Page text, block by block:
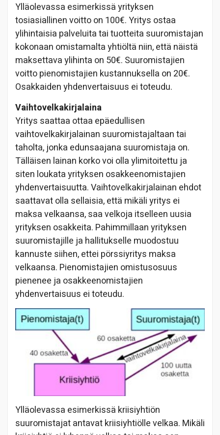
Ylläolevassa esimerkissä yrityksen
tosiasiallinen voitto on 100€. Yritys ostaa
ylihintaisia palveluita tai tuotteita suuromistajan
kokonaan omistamalta yhtiöltä niin, että näistä
maksettava ylihinta on 50€. Suuromistajien
voitto pienomistajien kustannuksella on 20€.
Osakkaiden yhdenvertaisuus ei toteudu.
Vaihtovelkakirjalaina
Yritys saattaa ottaa epäedullisen
vaihtovelkakirjalainan suuromistajaltaan tai
taholta, jonka edunsaajana suuromistaja on.
Tälläisen lainan korko voi olla ylimitoitettu ja
siten loukata yrityksen osakkeenomistajien
yhdenvertaisuutta. Vaihtovelkakirjalainan ehdot
saattavat olla sellaisia, että mikäli yritys ei
maksa velkaansa, saa velkoja itselleen uusia
yrityksen osakkeita. Pahimmillaan yrityksen
suuromistajille ja hallitukselle muodostuu
kannuste siihen, ettei pörssiyritys maksa
velkaansa. Pienomistajien omistusosuus
pienenee ja osakkeenomistajien
yhdenvertaisuus ei toteudu.
Ylläolevassa esimerkissä kriisiyhtiön
suuromistajat antavat kriisiyhtiölle velkaa. Mikäli